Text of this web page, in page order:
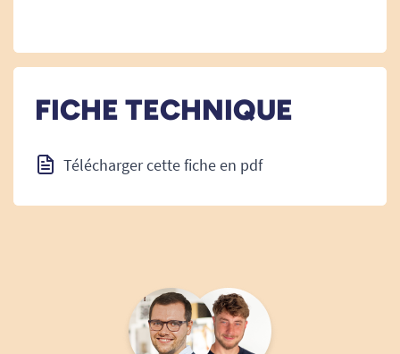
FICHE TECHNIQUE
Télécharger cette fiche en pdf